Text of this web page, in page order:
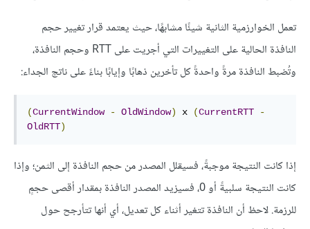
تعمل الخوارزمية الثانية شيئًا مشابهًا، حيث يعتمد قرار تغيير حجم
النافذة الحالية على التغييرات التي أجريت على RTT وحجم النافذة،
وتُضبط النافذة مرةً واحدةً كل تأخرين ذهابًا وإيابًا بناءً على ناتج الجداء:
(CurrentWindow - OldWindow) x (CurrentRTT
-
OldRTT)
إذا كانت النتيجة موجبةً، فسيقلل المصدر من حجم النافذة إلى الثمن؛ وإذا
كانت النتيجة سلبيةً أو 0، فسيزيد المصدر النافذة بمقدار أقصى حجمٍ
للرزمة. لاحظ أن النافذة تتغير أثناء كل تعديل، أي أنها تتأرجح حول